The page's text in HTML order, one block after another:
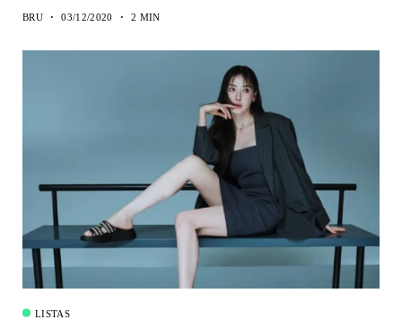
BRU 03/12/2020 2 MIN
LISTAS